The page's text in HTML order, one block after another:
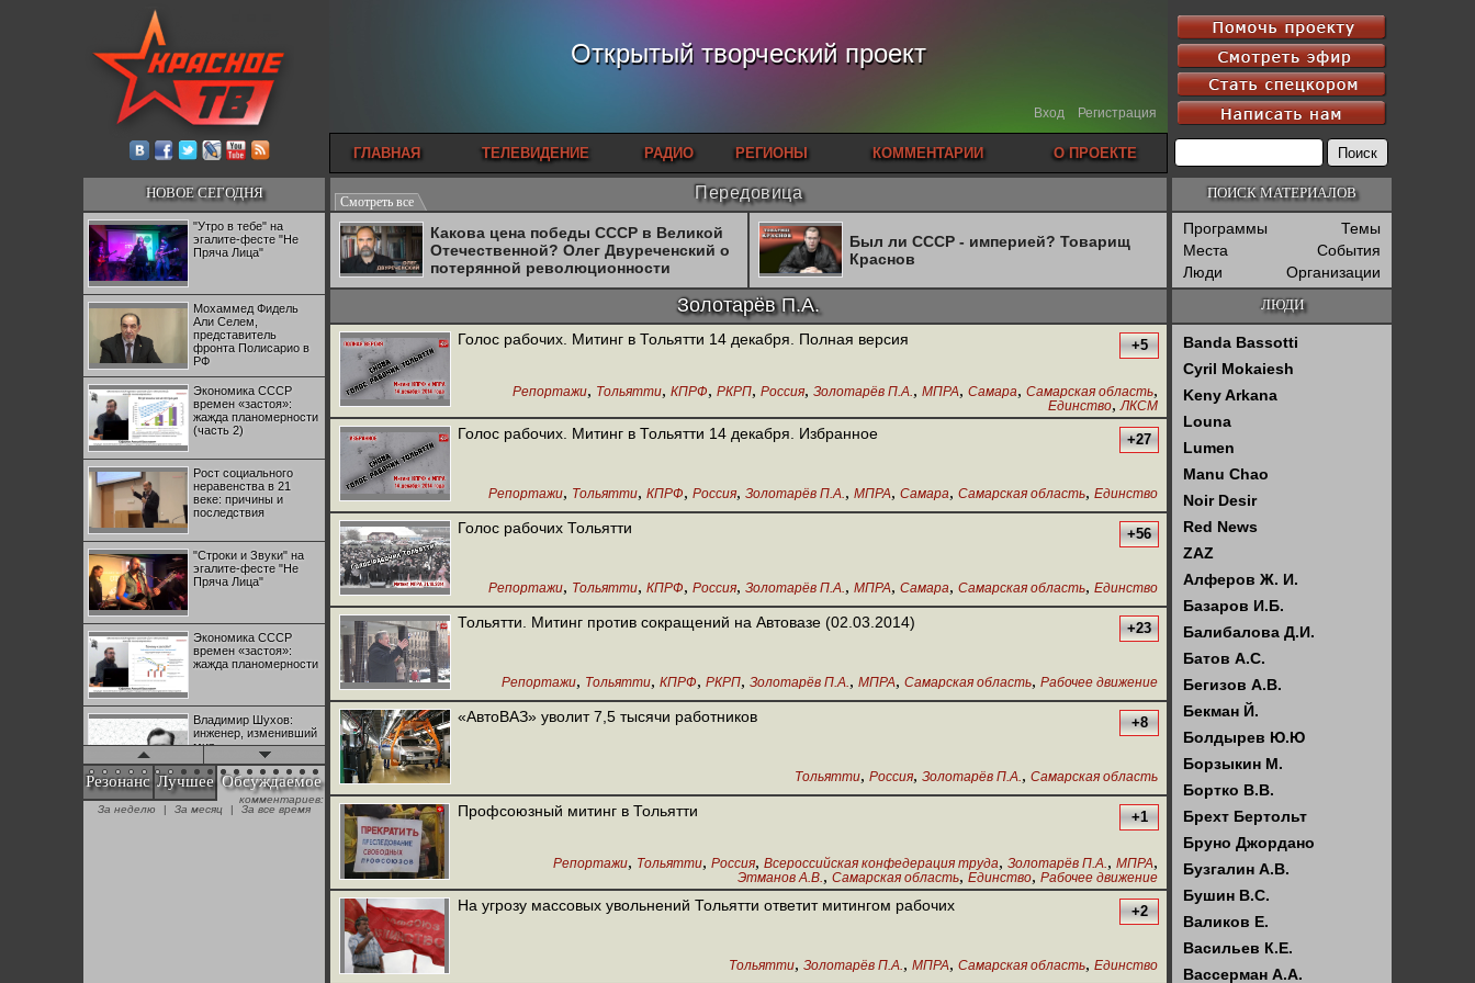
Открытый творческий проект
Вход Регистрация
ГЛАВНАЯ ТЕЛЕВИДЕНИЕ РАДИО РЕГИОНЫ КОММЕНТАРИИ О ПРОЕКТЕ
НОВОЕ СЕГОДНЯ
"Утро в тебе" на
эгалите-фесте "Не
Пряча Лица"
Мохаммед Фидель
Али Селем,
представитель
фронта Полисарио в
РФ
Экономика СССР
времен «застоя»:
жажда планомерности
(часть 2)
Рост социального
неравенства в 21
веке: причины и
последствия
"Строки и Звуки" на
эгалите-фесте "Не
Пряча Лица"
Экономика СССР
времен «застоя»:
жажда планомерности
Владимир Шухов:
инженер, изменивший
мир
"Аркадий Коц" на
эгалите-фесте "Не
Резонанс Лучшее Обсуждаемое
комментариев:
За неделю
| За месяц | За все время
Передовица
Смотреть все
Какова цена победы СССР в Великой
Отечественной? Олег Двуреченский о
потерянной революционности
Был ли СССР - империей? Товарищ
Краснов
Золотарёв П.А.
Голос рабочих. Митинг в Тольятти 14 декабря. Полная версия +5
Репортажи, Тольятти, КПРФ, РКРП, Россия, Золотарёв П.А., МПРА, Самара, Самарская область,
Единство, ЛКСМ
Голос рабочих. Митинг в Тольятти 14 декабря. Избранное +27
Репортажи, Тольятти, КПРФ, Россия, Золотарёв П.А., МПРА, Самара, Самарская область, Единство
Голос рабочих Тольятти +56
Репортажи, Тольятти, КПРФ, Россия, Золотарёв П.А., МПРА, Самара, Самарская область, Единство
Тольятти. Митинг против сокращений на Автовазе (02.03.2014) +23
Репортажи, Тольятти, КПРФ, РКРП, Золотарёв П.А., МПРА, Самарская область, Рабочее движение
«АвтоВАЗ» уволит 7,5 тысячи работников +8
Тольятти, Россия, Золотарёв П.А., Самарская область
Профсоюзный митинг в Тольятти +1
Репортажи, Тольятти, Россия, Всероссийская конфедерация труда, Золотарёв П.А., МПРА,
Этманов А.В., Самарская область, Единство, Рабочее движение
На угрозу массовых увольнений Тольятти ответит митингом рабочих +2
Тольятти, Золотарёв П.А., МПРА, Самарская область, Единство
ПОИСК МАТЕРИАЛОВ
Программы
Темы
Места
События
Люди
Организации
ЛЮДИ
Banda Bassotti
Cyril Mokaiesh
Keny Arkana
Louna
Lumen
Manu Chao
Noir Desir
Red News
ZAZ
Алферов Ж. И.
Базаров И.Б.
Балибалова Д.И.
Батов А.С.
Бегизов А.В.
Бекман Й.
Болдырев Ю.Ю
Борзыкин М.
Бортко В.В.
Брехт Бертольт
Бруно Джордано
Бузгалин А.В.
Бушин В.С.
Валиков Е.
Васильев К.Е.
Вассерман А.А.